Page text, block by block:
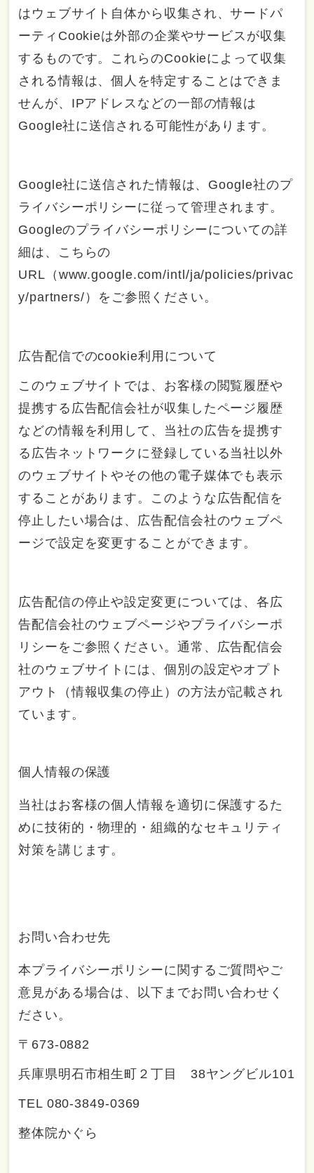
はウェブサイト自体から収集され、サードパ
ーティCookieは外部の企業やサービスが収集
するものです。これらのCookieによって収集
される情報は、個人を特定することはできま
せんが、IPアドレスなどの一部の情報は
Google社に送信される可能性があります。
Google社に送信された情報は、Google社のプ
ライバシーポリシーに従って管理されます。
Googleのプライバシーポリシーについての詳
細は、こちらの
URL（www.google.com/intl/ja/policies/privac
y/partners/）をご参照ください。
広告配信でのcookie利用について
このウェブサイトでは、お客様の閲覧履歴や
提携する広告配信会社が収集したページ履歴
などの情報を利用して、当社の広告を提携す
る広告ネットワークに登録している当社以外
のウェブサイトやその他の電子媒体でも表示
することがあります。このような広告配信を
停止したい場合は、広告配信会社のウェブペ
ージで設定を変更することができます。
広告配信の停止や設定変更については、各広
告配信会社のウェブページやプライバシーポ
リシーをご参照ください。通常、広告配信会
社のウェブサイトには、個別の設定やオプト
アウト（情報収集の停止）の方法が記載され
ています。
個人情報の保護
当社はお客様の個人情報を適切に保護するた
めに技術的・物理的・組織的なセキュリティ
対策を講じます。
お問い合わせ先
本プライバシーポリシーに関するご質問やご
意見がある場合は、以下までお問い合わせく
ださい。
〒673-0882
兵庫県明石市相生町２丁目 38ヤングビル101
TEL 080-3849-0369
整体院かぐら